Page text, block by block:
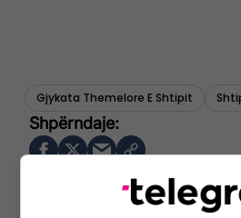
Gjykata Themelore E Shtipit